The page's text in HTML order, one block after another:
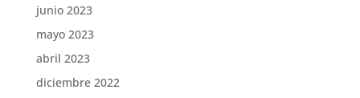
junio 2023
mayo 2023
abril 2023
diciembre 2022